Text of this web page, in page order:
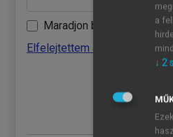
Maradjon belépve
Elfelejtettem a jelszavamat
a
↓ 2